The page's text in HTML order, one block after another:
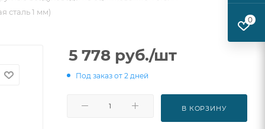
сталь 1 мм)
5 778 руб./шт
Под заказ от 2 дней
В КОРЗИНУ
0